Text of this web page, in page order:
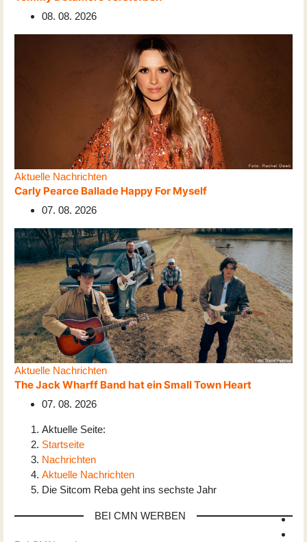
08. 08. 2026
Aktuelle Nachrichten
Carly Pearce Ballade Happy For Myself
07. 08. 2026
Aktuelle Nachrichten
The Jack Wharff Band hat ein Small Town Heart
07. 08. 2026
Aktuelle Seite:
Startseite
Nachrichten
Aktuelle Nachrichten
Die Sitcom Reba geht ins sechste Jahr
BEI CMN WERBEN